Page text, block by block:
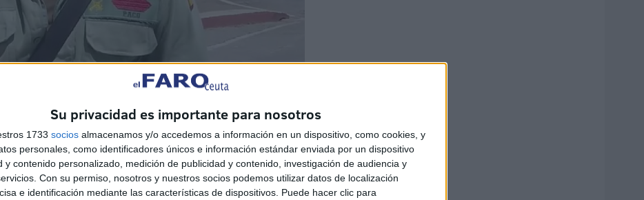
Su privacidad es importante para nosotros
1733 socios almacenamos y/o accedemos a información en un dispositivo, como cookies, y
personales, como identificadores únicos e información estándar enviada por un dispositivo
y contenido personalizado, medición de publicidad y contenido, investigación de audiencia y
Con su permiso, nosotros y nuestros socios podemos utilizar datos de localización
e identificación mediante las características de dispositivos. Puede hacer clic para